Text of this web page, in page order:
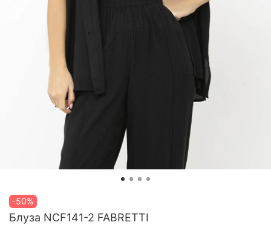
-50%
Блуза NCF141-2 FABRETTI